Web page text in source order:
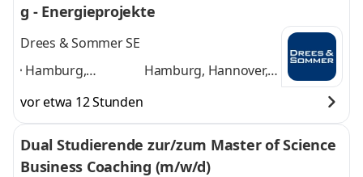
g - Energieprojekte
Drees & Sommer SE
Hamburg,
Bremen, Dresden,
Leipzig, Düsseldorf,
Köln, München,
Frankfurt, Berlin,
Hamburg, Hannover,
Düsseldorf, Köln,
München, Frankfurt,
Berlinund 9 weitere
vor etwa 12 Stunden
Dual Studierende zur/zum Master of Science
Business Coaching (m/w/d)